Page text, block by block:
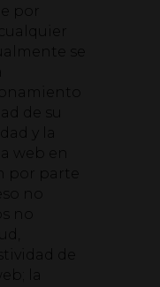
por
se
de su
y la
web en
por parte
no
no
de
la